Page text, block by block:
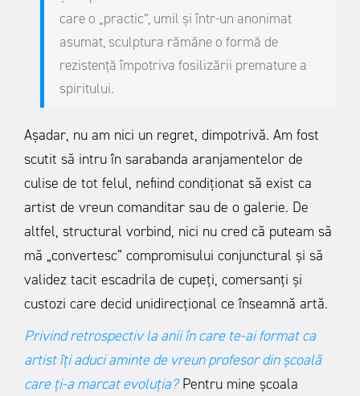
care o „practic”, umil și într-un anonimat
asumat, sculptura rămâne o formă de
rezistență împotriva fosilizării premature a
spiritului.
Așadar, nu am nici un regret, dimpotrivă. Am fost
scutit să intru în sarabanda aranjamentelor de
culise de tot felul, nefiind condiționat să exist ca
artist de vreun comanditar sau de o galerie. De
altfel, structural vorbind, nici nu cred că puteam să
mă „convertesc” compromisului conjunctural și să
validez tacit escadrila de cupeți, comersanți și
custozi care decid unidirecțional ce înseamnă artă.
Privind retrospectiv la anii în care te-ai format ca
artist îți aduci aminte de vreun profesor din școală
care ți-a marcat evoluția? Pentru mine școala